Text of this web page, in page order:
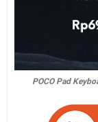
POCO Pad